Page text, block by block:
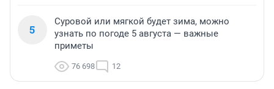
5
Суровой или мягкой будет зима, можно
узнать по погоде 5 августа — важные
приметы
76 698 12